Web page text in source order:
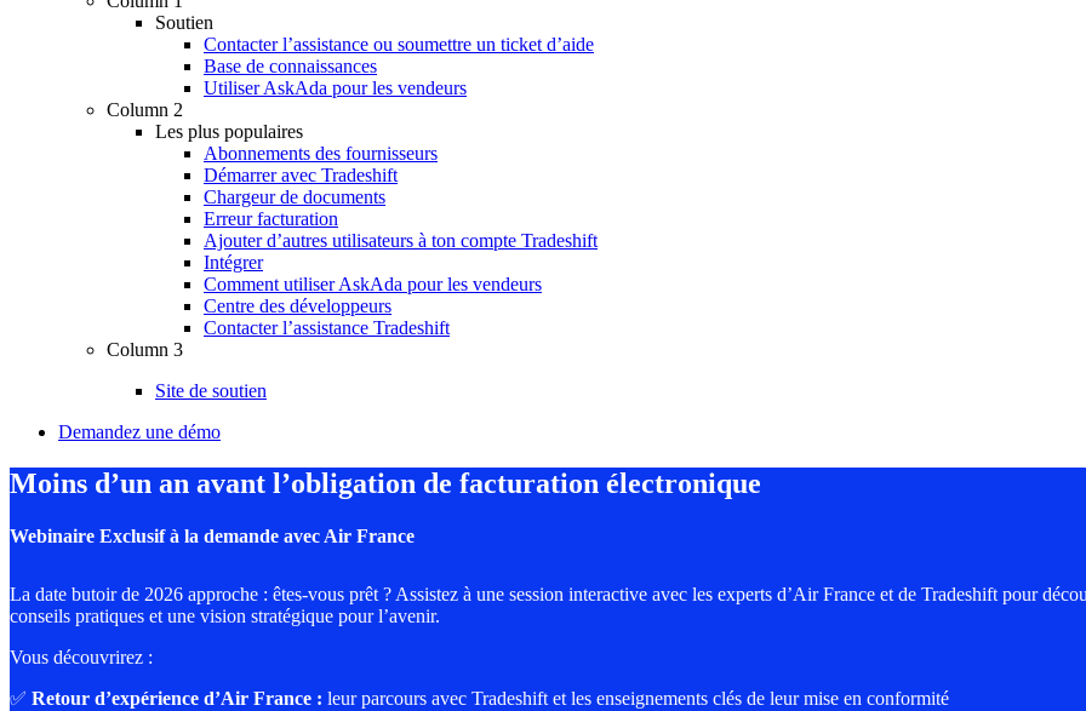
Soutien
Contacter l’assistance ou soumettre un ticket d’aide
Base de connaissances
Utiliser AskAda pour les vendeurs
Column 2
Les plus populaires
Abonnements des fournisseurs
Démarrer avec Tradeshift
Chargeur de documents
Erreur facturation
Ajouter d’autres utilisateurs à ton compte Tradeshift
Intégrer
Comment utiliser AskAda pour les vendeurs
Centre des développeurs
Contacter l’assistance Tradeshift
Column 3
Site de soutien
Demandez une démo
Moins d’un an avant l’obligation de facturation électronique
Webinaire Exclusif à la demande avec Air France
La date butoir de 2026 approche : êtes-vous prêt ? Assistez à une session interactive avec les experts d’Air France et de Tradeshift pour
conseils pratiques et une vision stratégique pour l’avenir.
Vous découvrirez :
✅ Retour d’expérience d’Air France : leur parcours avec Tradeshift et les enseignements clés de leur mise en conformité